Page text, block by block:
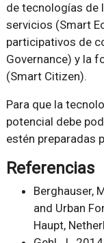
de tecnologías de
servicios (Smart
participativos de
Governance) y la
(Smart Citizen).
Para que la
potencial debe
estén preparadas
Referencias
Berghauser,
and Urban
Haupt,